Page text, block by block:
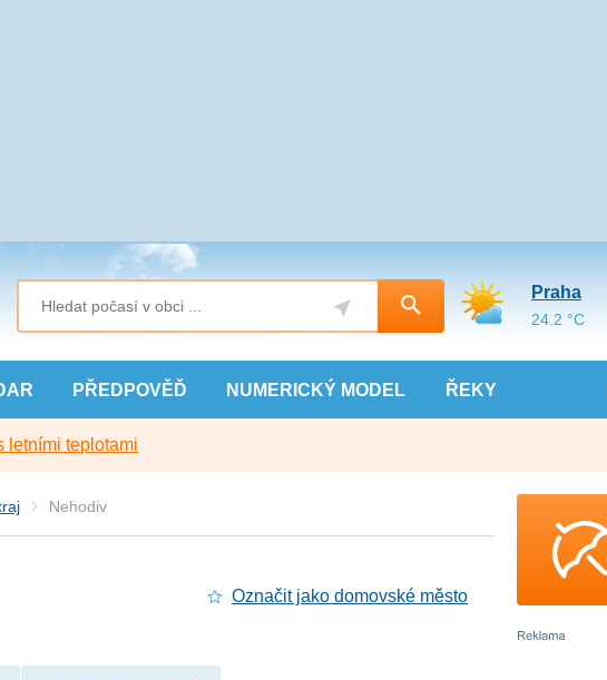
PŘEDPOVĚĎ NUMERICKÝ MODEL ŘEKY
Praha
24.2 °C
letními teplotami
Nehodiv
Označit jako domovské město